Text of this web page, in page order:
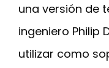
una versión de
ingeniero Philip
utilizar como